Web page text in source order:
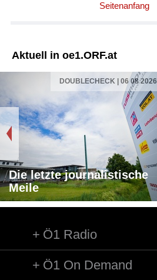
Seitenanfang
Aktuell in oe1.ORF.at
DOUBLECHECK | 06 08 2026
Die letzte journalistische
Meile
Ö1 Radio
Ö1 On Demand